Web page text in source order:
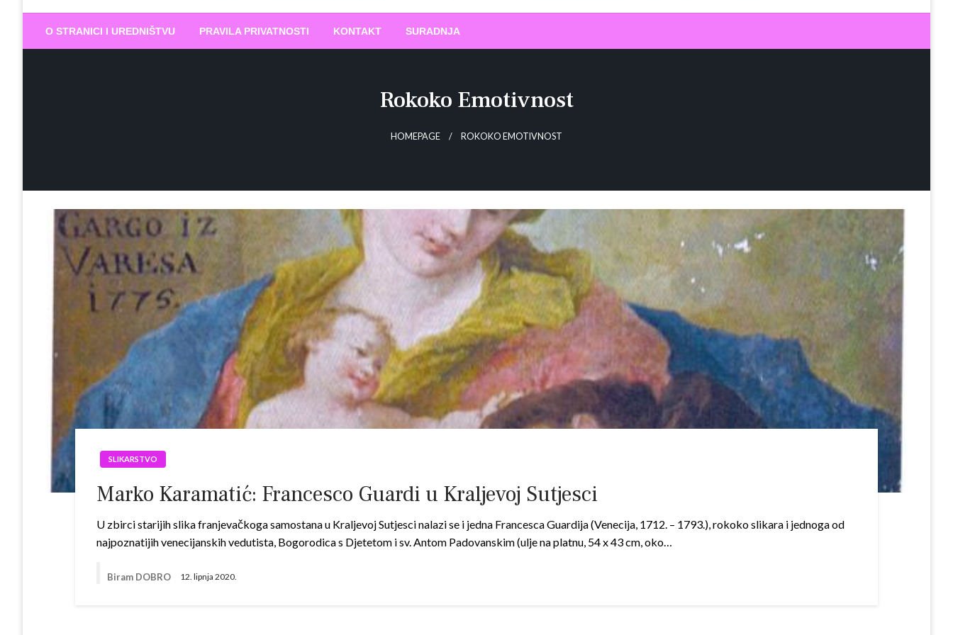
Biram DOBRO
O STRANICI I UREDNIŠTVU PRAVILA PRIVATNOSTI KONTAKT SURADNJA
Rokoko Emotivnost
HOMEPAGE ROKOKO EMOTIVNOST
SLIKARSTVO
Marko Karamatić: Francesco Guardi u Kraljevoj Sutjesci
U zbirci starijih slika franjevačkoga samostana u Kraljevoj Sutjesci nalazi se i jedna Francesca Guardija (Venecija, 1712. – 1793.), rokoko slikara i jednoga od
najpoznatijih venecijanskih vedutista, Bogorodica s Djetetom i sv. Antom Padovanskim (ulje na platnu, 54 x 43 cm, oko…
Biram DOBRO 12. lipnja 2020.